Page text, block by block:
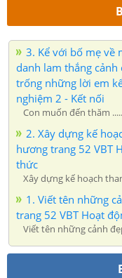
3. Kể với bố mẹ về
danh lam thắng
trống những lời em
nghiệm 2 - Kết nối
Con muốn đến thăm
2. Xây dựng kế
hương trang 52 VBT
thức
Xây dựng kế hoạch
1. Viết tên những
trang 52 VBT Hoạt
Viết tên những cảnh